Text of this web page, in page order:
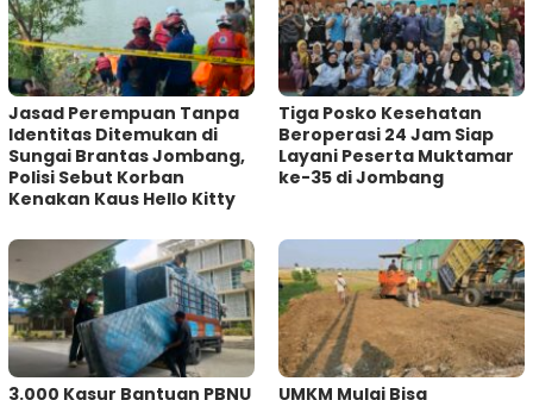
Jasad Perempuan Tanpa
Identitas Ditemukan di
Sungai Brantas Jombang,
Polisi Sebut Korban
Kenakan Kaus Hello Kitty
Tiga Posko Kesehatan
Beroperasi 24 Jam Siap
Layani Peserta Muktamar
ke-35 di Jombang
3.000 Kasur Bantuan PBNU
UMKM Mulai Bisa